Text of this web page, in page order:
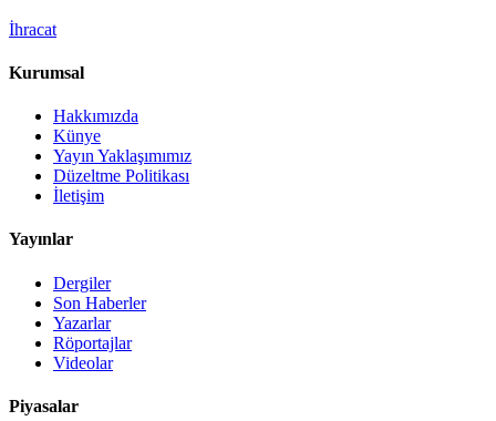
İhracat
Kurumsal
Hakkımızda
Künye
Yayın Yaklaşımımız
Düzeltme Politikası
İletişim
Yayınlar
Dergiler
Son Haberler
Yazarlar
Röportajlar
Videolar
Piyasalar